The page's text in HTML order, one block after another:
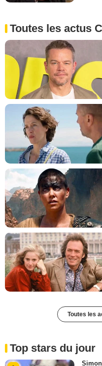
Toutes les actus
Toutes les
Top stars du jour